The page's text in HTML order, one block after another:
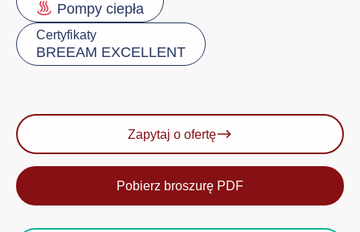
Pompy ciepła
Certyfikaty
BREEAM EXCELLENT
Zapytaj o ofertę
Pobierz broszurę PDF